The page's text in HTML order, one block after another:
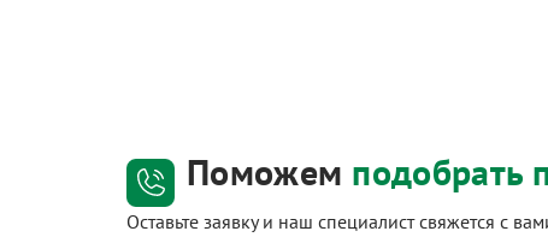
Поможем подобрать
Оставьте заявку и наш специалист свяжется с